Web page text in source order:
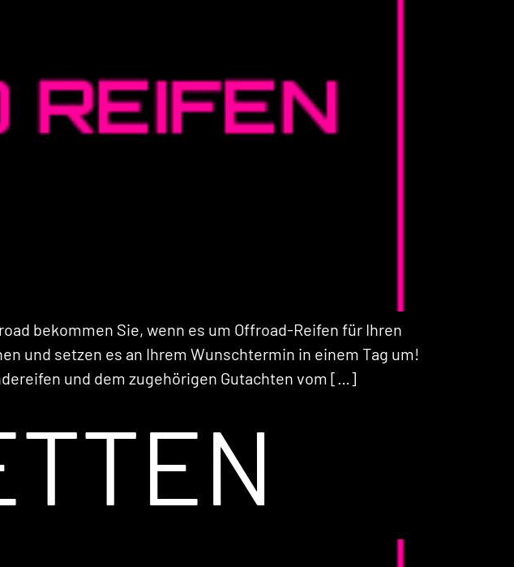
bekommen Sie, wenn es um Offroad-Reifen für Ihren
und setzen es an Ihrem Wunschtermin in einem Tag um!
und dem zugehörigen Gutachten vom […]